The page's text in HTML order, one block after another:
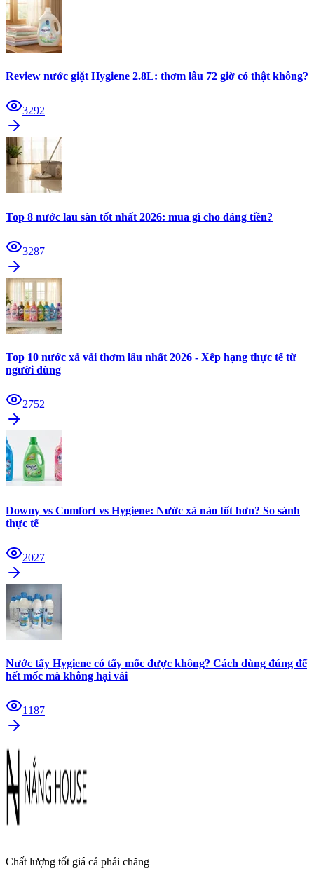
Review nước giặt Hygiene 2.8L: thơm lâu 72 giờ có thật không?
3292
Top 8 nước lau sàn tốt nhất 2026: mua gì cho đáng tiền?
3287
Top 10 nước xả vải thơm lâu nhất 2026 - Xếp hạng thực tế từ
người dùng
2752
Downy vs Comfort vs Hygiene: Nước xả nào tốt hơn? So sánh
thực tế
2027
Nước tẩy Hygiene có tẩy mốc được không? Cách dùng đúng để
hết mốc mà không hại vải
1187
Chất lượng tốt giá cả phải chăng